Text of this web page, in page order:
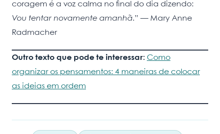
coragem é a voz calma no final do dia dizendo:
Vou tentar novamente amanhã.” — Mary Anne
Radmacher
Outro texto que pode te interessar: Como
organizar os pensamentos: 4 maneiras de colocar
as ideias em ordem